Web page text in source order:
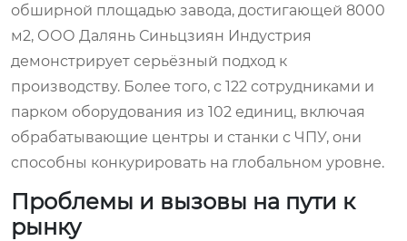
обширной площадью завода, достигающей 8000
м2, ООО Далянь Синьцзиян Индустрия
демонстрирует серьёзный подход к
производству. Более того, с 122 сотрудниками и
парком оборудования из 102 единиц, включая
обрабатывающие центры и станки с ЧПУ, они
способны конкурировать на глобальном уровне.
Проблемы и вызовы на пути к
рынку